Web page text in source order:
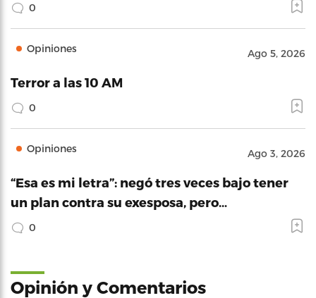
0
Opiniones Ago 5, 2026
Terror a las 10 AM
0
Opiniones Ago 3, 2026
“Esa es mi letra”: negó tres veces bajo tener
un plan contra su exesposa, pero…
0
Opinión y Comentarios